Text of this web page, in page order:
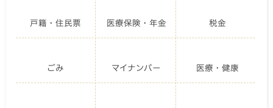
戸籍・住民票 医療保険・年金 税金
ごみ マイナンバー 医療・健康